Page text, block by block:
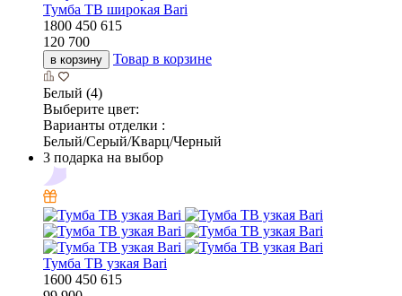
Тумба ТВ широкая Bari
1800 450 615
120 700
в корзину Товар в корзине
Белый (4)
Выберите цвет:
Варианты отделки :
Белый/Серый/Кварц/Черный
3 подарка на выбор
Тумба ТВ узкая Bari
1600 450 615